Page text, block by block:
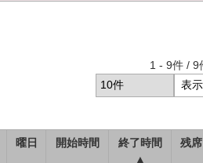
1 - 9件 / 9
曜日 開始時間
終了時間
▲
残席